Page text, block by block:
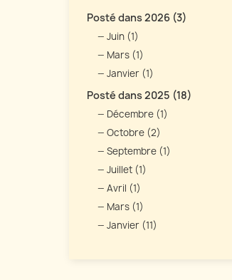
Posté dans 2026 (3)
Juin (1)
Mars (1)
Janvier (1)
Posté dans 2025 (18)
Décembre (1)
Octobre (2)
Septembre (1)
Juillet (1)
Avril (1)
Mars (1)
Janvier (11)